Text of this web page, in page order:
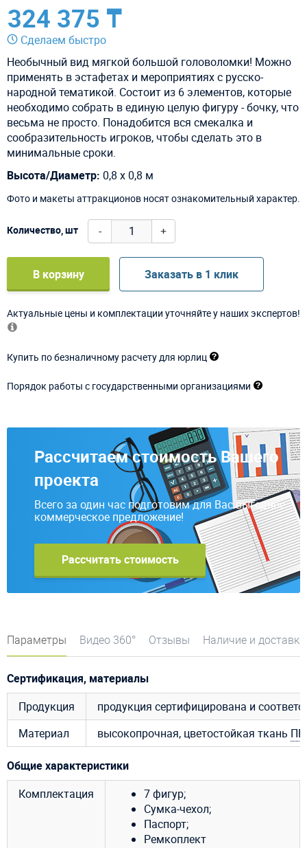
324 375 ₸
Сделаем быстро
Необычный вид мягкой большой головоломки! Можно
применять в эстафетах и мероприятиях с русско-
народной тематикой. Состоит из 6 элементов, которые
необходимо собрать в единую целую фигуру - бочку, что
весьма не просто. Понадобится вся смекалка и
сообразительность игроков, чтобы сделать это в
минимальные сроки.
Высота/Диаметр: 0,8 х 0,8 м
Фото и макеты аттракционов носят ознакомительный характер.
Количество, шт - +
В корзину Заказать в 1 клик
Актуальные цены и комплектации уточняйте у наших экспертов!
Купить по безналичному расчету для юрлиц
Порядок работы с государственными организациями
Рассчитаем стоимость Вашего
проекта
Всего за один час подготовим для Вас выгодное
коммерческое предложение!
Рассчитать стоимость
Параметры Видео 360° Отзывы Наличие и доставка
Сертификация, материалы
Продукция
продукция сертифицирована и
Материал
высокопрочная, цветостойкая ткань
Общие характеристики
Комплектация
7 фигур;
Сумка-чехол;
Паспорт;
Ремкоплект